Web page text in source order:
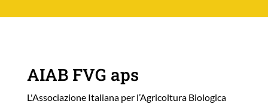
AIAB FVG aps
L'Associazione Italiana per l’Agricoltura Biologica